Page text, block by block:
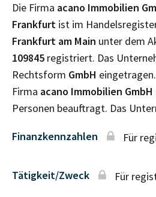
Die Firma acano Immobilien
Frankfurt ist im
Frankfurt am Main unter dem
109845 registriert. Das
Rechtsform GmbH
Firma acano Immobilien GmbH
Personen beauftragt. Das
Finanzkennzahlen Für
Tätigkeit/Zweck Für